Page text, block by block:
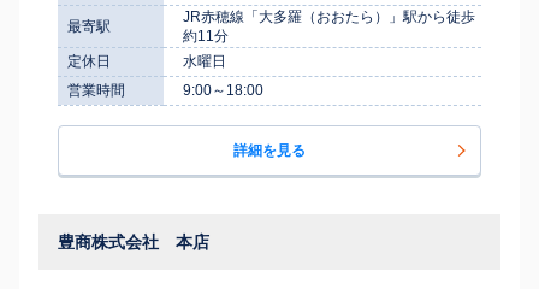
最寄駅
JR赤穂線「大多羅（おおたら）」駅から徒歩
約11分
定休日
水曜日
営業時間
9:00～18:00
詳細を見る
豊商株式会社 本店